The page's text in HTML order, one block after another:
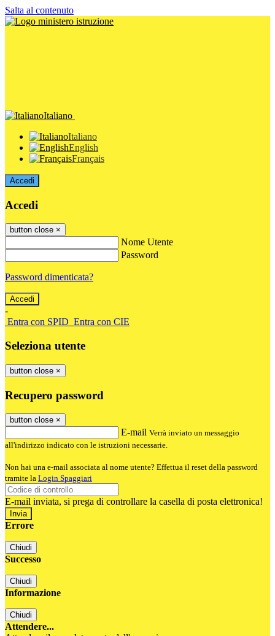
Salta al contenuto
Italiano
Italiano
English
Français
Accedi
Accedi
button close ×
Nome Utente
Password
Password dimenticata?
-
Entra con SPID Entra con CIE
Seleziona utente
button close ×
Recupero password
button close ×
E-mail Verrà inviato un messaggio
all'indirizzo indicato con le istruzioni necessarie.
Non hai una e-mail associata al nome utente? Effettua il reset della password
tramite la Login Spaggiari
E-mail inviata, si prega di controllare la casella di posta elettronica!
Errore
Chiudi
Successo
Chiudi
Informazione
Chiudi
Attendere...